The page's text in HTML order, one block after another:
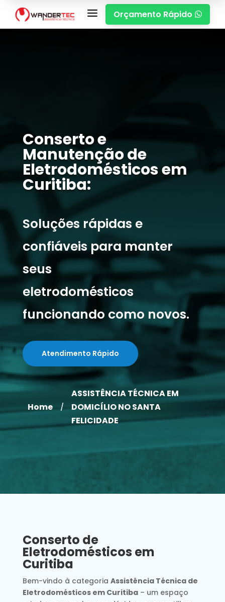
a Orçamento Rápido 
Conserto e
Manutenção de
Eletrodomésticos em
Curitiba:
Soluções rápidas e
confiáveis para manter
seus
eletrodomésticos
funcionando como novos.
Atendimento Rápido
Home /
ASSISTÊNCIA TÉCNICA EM
DOMICÍLIO NO SANTA
FELICIDADE
Conserto de
Eletrodomésticos em
Curitiba
Bem-vindo à categoria Assistência Técnica de
Eletrodomésticos em Curitiba– um espaço